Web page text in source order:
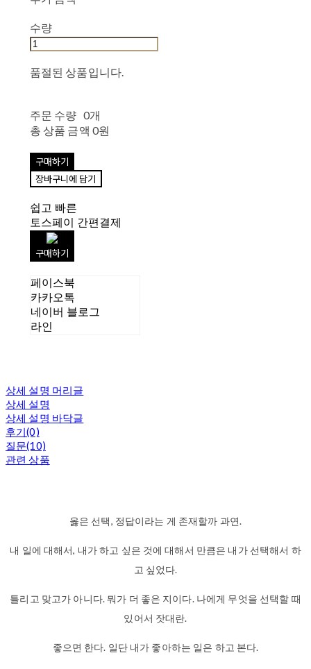
수량
품절된 상품입니다.
주문 수량 0개
총 상품 금액 0원
구매하기
장바구니에 담기
쉽고 빠른
토스페이 간편결제
구매하기
페이스북
카카오톡
네이버 블로그
라인
상세 설명 머리글
상세 설명
상세 설명 바닥글
후기(0)
질문(10)
관련 상품
옳은 선택, 정답이라는 게 존재할까 과연.
내 일에 대해서, 내가 하고 싶은 것에 대해서 만큼은 내가 선택해서 하
고 싶었다.
틀리고 맞고가 아니다. 뭐가 더 좋은 지이다. 나에게 무엇을 선택할 때
있어서 잣대란.
좋으면 한다. 일단 내가 좋아하는 일은 하고 본다.